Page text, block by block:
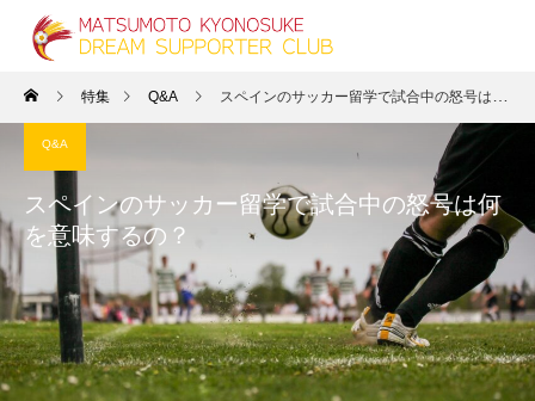
特集 Q&A スペインのサッカー留学で試合中の怒号は何を意味するの？
Q&A
スペインのサッカー留学で試合中の怒号は何
を意味するの？